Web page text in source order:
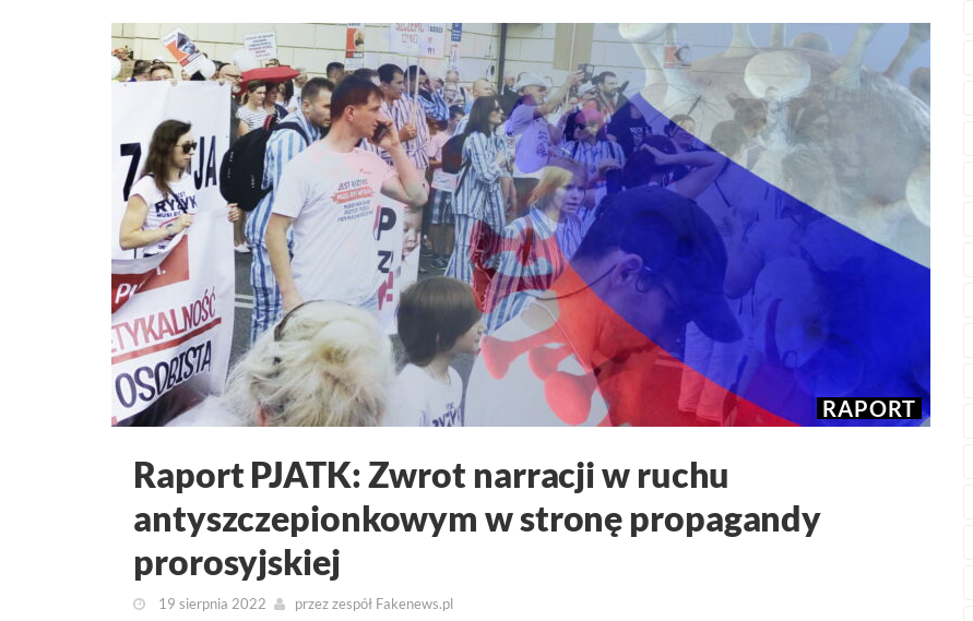
RAPORT
Raport PJATK: Zwrot narracji w ruchu
antyszczepionkowym w stronę propagandy
prorosyjskiej
19 sierpnia 2022 przezzespół Fakenews.pl